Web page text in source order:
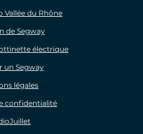
Vallée du Rhône
de Segway
électrique
un Segway
légales
confidentialité